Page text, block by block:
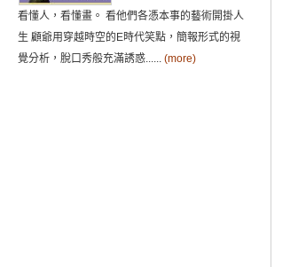
看懂人，看懂畫。 看他們各憑本事的藝術開掛人
生 顧爺用穿越時空的E時代笑點，簡報形式的視
覺分析，脫口秀般充滿誘惑...... (more)